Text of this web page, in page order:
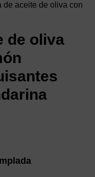
de aceite de oliva con
de oliva